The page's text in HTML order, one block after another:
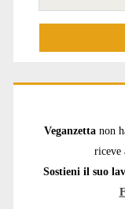
per:
Veganzetta non
riceve
Sostieni il suo